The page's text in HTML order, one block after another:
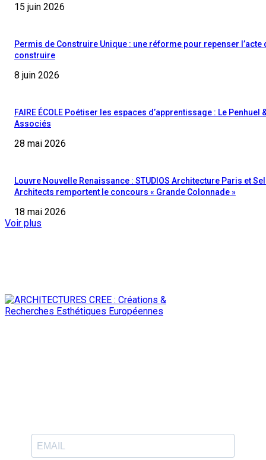
15 juin 2026
Permis de Construire Unique : une réforme pour repenser l’acte
construire
8 juin 2026
FAIRE ÉCOLE Poétiser les espaces d’apprentissage : Le Penhuel
Associés
28 mai 2026
Louvre Nouvelle Renaissance : STUDIOS Architecture Paris et
Architects remportent le concours « Grande Colonnade »
18 mai 2026
Voir plus